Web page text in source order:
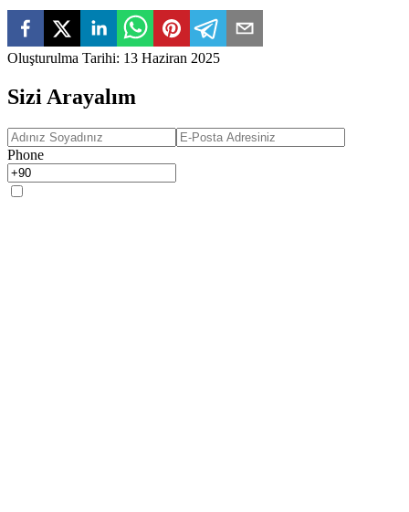
Oluşturulma Tarihi: 13 Haziran 2025
Sizi Arayalım
Phone